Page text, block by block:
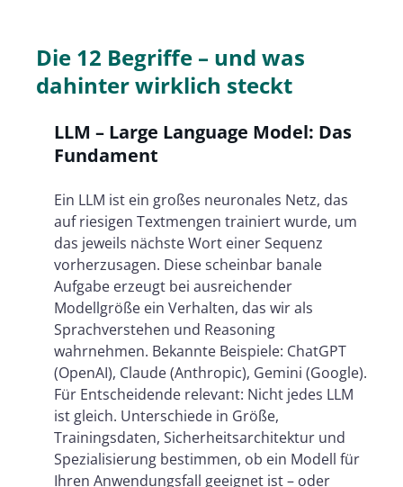
Die 12 Begriffe – und was
dahinter wirklich steckt
LLM – Large Language Model: Das
Fundament
Ein LLM ist ein großes neuronales Netz, das
auf riesigen Textmengen trainiert wurde, um
das jeweils nächste Wort einer Sequenz
vorherzusagen. Diese scheinbar banale
Aufgabe erzeugt bei ausreichender
Modellgröße ein Verhalten, das wir als
Sprachverstehen und Reasoning
wahrnehmen. Bekannte Beispiele: ChatGPT
(OpenAI), Claude (Anthropic), Gemini (Google).
Für Entscheidende relevant: Nicht jedes LLM
ist gleich. Unterschiede in Größe,
Trainingsdaten, Sicherheitsarchitektur und
Spezialisierung bestimmen, ob ein Modell für
Ihren Anwendungsfall geeignet ist – oder